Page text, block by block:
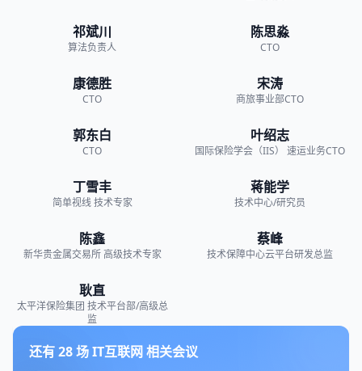
祁斌川
算法负责人
陈思淼
CTO
康德胜
CTO
宋涛
商旅事业部CTO
郭东白
CTO
叶绍志
国际保险学会（IIS） 速运业务CTO
丁雪丰
简单视线 技术专家
蒋能学
技术中心/研究员
陈鑫
新华贵金属交易所 高级技术专家
蔡峰
技术保障中心云平台研发总监
耿直
太平洋保险集团 技术平台部/高级总
监
还有28场IT互联网 相关会议